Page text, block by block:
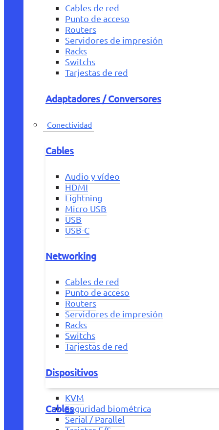
Cables de red
Punto de acceso
Routers
Servidores de impresión
Racks
Switchs
Tarjestas de red
Adaptadores / Conversores
Conectividad
Cables
Audio y vídeo
HDMI
Lightning
Micro USB
USB
USB-C
Networking
Cables de red
Punto de acceso
Routers
Servidores de impresión
Racks
Switchs
Tarjestas de red
Dispositivos
KVM
Seguridad biométrica
Serial / Parallel
Cables